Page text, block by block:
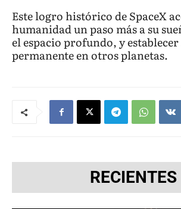
Este logro histórico de SpaceX
humanidad un paso más a su
el espacio profundo, y
permanente en otros planetas.
RECIENTES